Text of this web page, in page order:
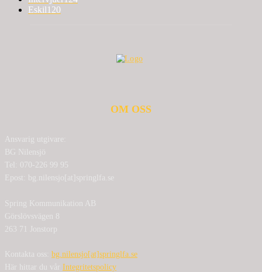
Eskil120
OM OSS
Ansvarig utgivare:
BG Nilensjö
Tel: 070-226 99 95
Epost: bg.nilensjo[at]springlfa.se
Spring Kommunikation AB
Görslövsvägen 8
263 71 Jonstorp
Kontakta oss: bg.nilensjo[at]springlfa.se
Här hittar du vår Integritetspolicy